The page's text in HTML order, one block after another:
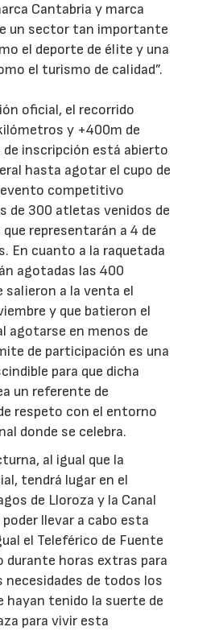
Cantabria y marca
un sector tan importante
el deporte de élite y una
el turismo de calidad”.
oficial, el recorrido
y +400m de
de inscripción está abierto
hasta agotar el cupo de
competitivo
de 300 atletas venidos de
que representarán a 4 de
En cuanto a la raquetada
agotadas las 400
salieron a la venta el
y que batieron el
agotarse en menos de
de participación es una
para que dicha
un referente de
respeto con el entorno
donde se celebra.
al igual que la
tendrá lugar en el
de Lloroza y la Canal
poder llevar a cabo esta
el Teleférico de Fuente
durante horas extras para
necesidades de todos los
hayan tenido la suerte de
para vivir esta